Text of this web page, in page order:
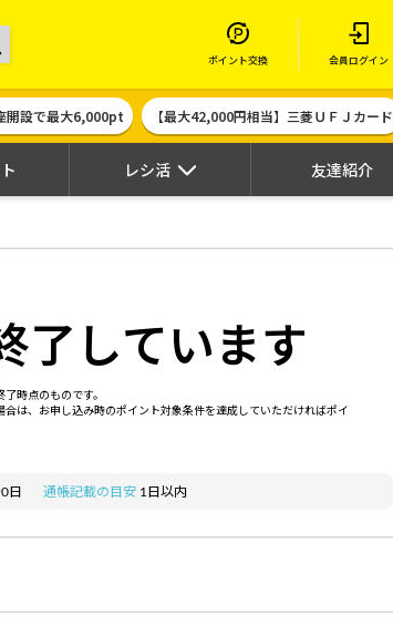
ピタス
ポイント交換 会員ログイン
開設で最大6,000pt 【最大42,000円相当】三菱ＵＦＪカード
レシ活 友達紹介
了しています
時点のものです。
は、お申し込み時のポイント対象条件を達成していただければポイ
日 通帳記載の目安 1日以内